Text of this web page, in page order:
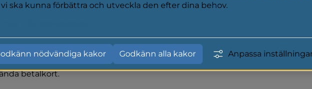
börjar cirka en timme innan
göras.
kronor, barnfilmer kostar 100 kronor. Vi tar
betalkort.
ska kunna förbättra och utveckla den efter dina behov.
nödvändiga kakor Godkänn alla kakor Anpassa